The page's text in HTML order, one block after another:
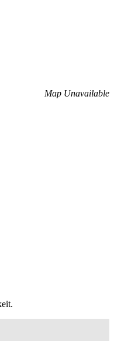
Map Unavailable